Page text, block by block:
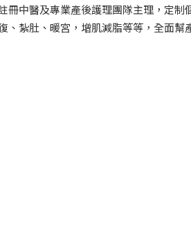
冊中醫及專業產後護理團隊主理，定制
、紮肚、暖宮，增肌減脂等等，全面幫